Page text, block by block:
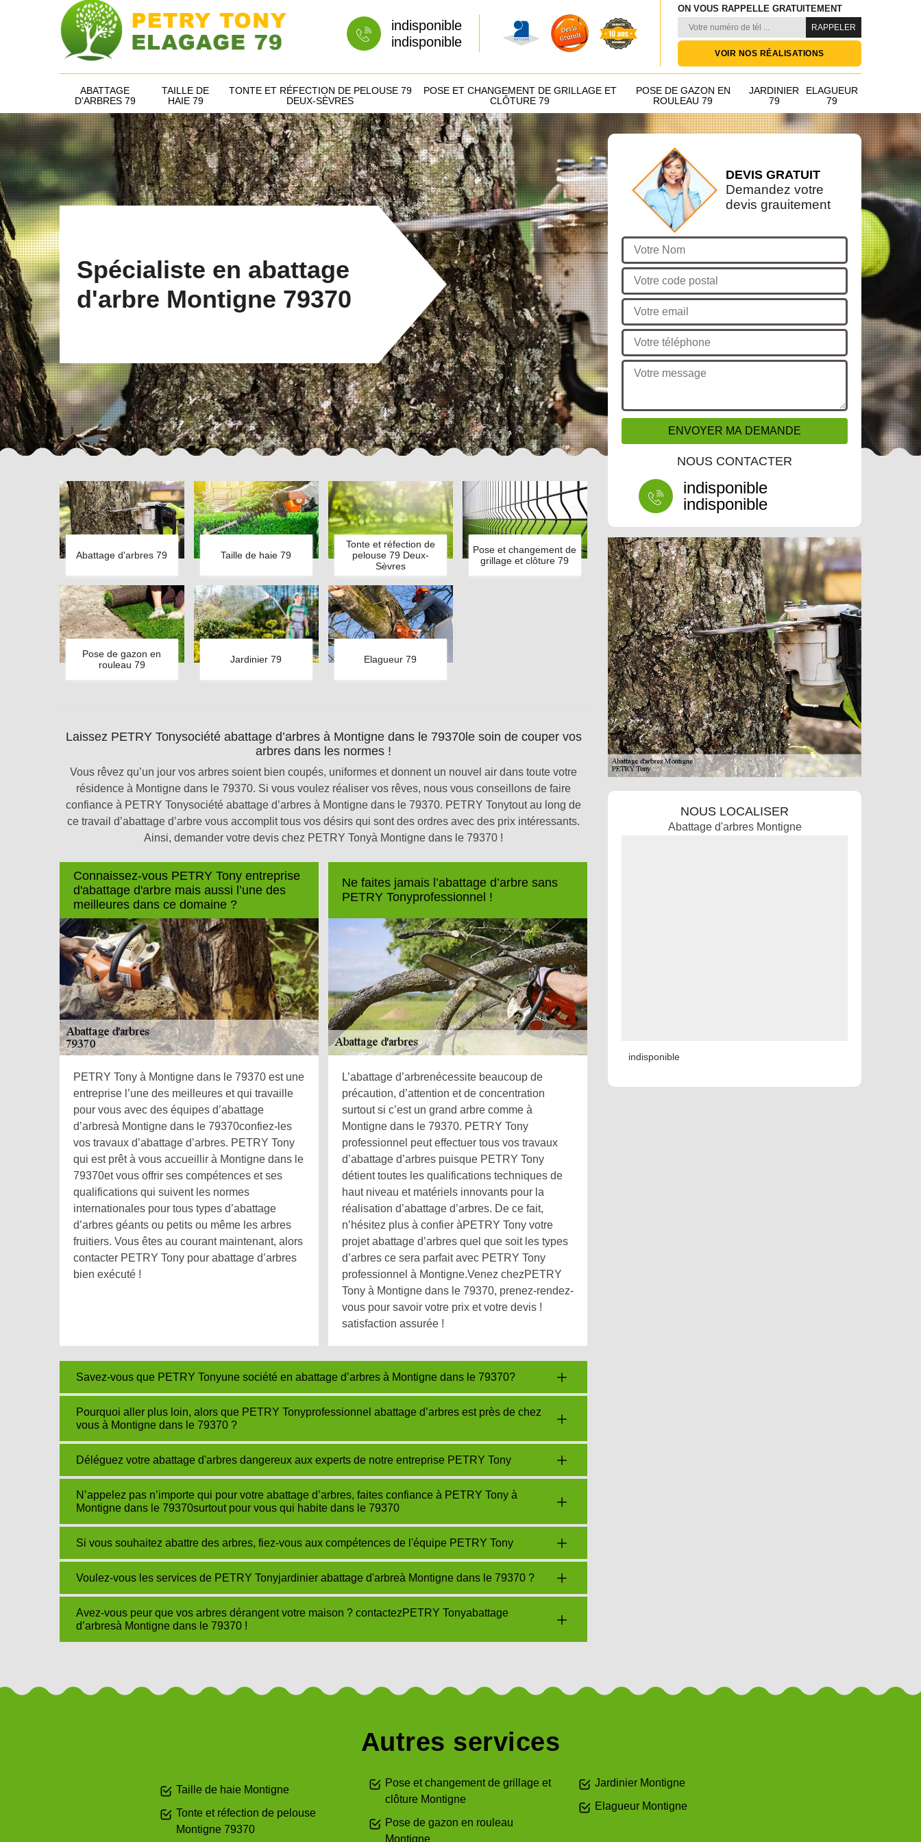
indisponible
indisponible
ON VOUS RAPPELLE GRATUITEMENT
VOIR NOS RÉALISATIONS
ABATTAGE
D'ARBRES 79
TAILLE DE
HAIE 79
TONTE ET RÉFECTION DE PELOUSE 79
DEUX-SÈVRES
POSE ET CHANGEMENT DE GRILLAGE ET
CLÔTURE 79
POSE DE GAZON EN
ROULEAU 79
JARDINIER
79
ELAGUEUR
79
Spécialiste en abattage
d'arbre Montigne 79370
Abattage d'arbres 79 Taille de haie 79
Tonte et réfection de
pelouse 79 Deux-
Sèvres
Pose et changement de
grillage et clôture 79
Pose de gazon en
rouleau 79
Jardinier 79 Elagueur 79
Laissez PETRY Tonysociété abattage d’arbres à Montigne dans le 79370le soin de couper vos
arbres dans les normes !
Vous rêvez qu’un jour vos arbres soient bien coupés, uniformes et donnent un nouvel air dans toute votre
résidence à Montigne dans le 79370. Si vous voulez réaliser vos rêves, nous vous conseillons de faire
confiance à PETRY Tonysociété abattage d’arbres à Montigne dans le 79370. PETRY Tonytout au long de
ce travail d’abattage d’arbre vous accomplit tous vos désirs qui sont des ordres avec des prix intéressants.
Ainsi, demander votre devis chez PETRY Tonyà Montigne dans le 79370 !
Connaissez-vous PETRY Tony entreprise
d'abattage d'arbre mais aussi l’une des
meilleures dans ce domaine ?
PETRY Tony à Montigne dans le 79370 est une
entreprise l’une des meilleures et qui travaille
pour vous avec des équipes d’abattage
d’arbresà Montigne dans le 79370confiez-les
vos travaux d’abattage d’arbres. PETRY Tony
qui est prêt à vous accueillir à Montigne dans le
79370et vous offrir ses compétences et ses
qualifications qui suivent les normes
internationales pour tous types d’abattage
d’arbres géants ou petits ou même les arbres
fruitiers. Vous êtes au courant maintenant, alors
contacter PETRY Tony pour abattage d’arbres
bien exécuté !
Ne faites jamais l’abattage d’arbre sans
PETRY Tonyprofessionnel !
L’abattage d’arbrenécessite beaucoup de
précaution, d’attention et de concentration
surtout si c’est un grand arbre comme à
Montigne dans le 79370. PETRY Tony
professionnel peut effectuer tous vos travaux
d’abattage d’arbres puisque PETRY Tony
détient toutes les qualifications techniques de
haut niveau et matériels innovants pour la
réalisation d’abattage d’arbres. De ce fait,
n’hésitez plus à confier àPETRY Tony votre
projet abattage d’arbres quel que soit les types
d’arbres ce sera parfait avec PETRY Tony
professionnel à Montigne.Venez chezPETRY
Tony à Montigne dans le 79370, prenez-rendez-
vous pour savoir votre prix et votre devis !
satisfaction assurée !
Savez-vous que PETRY Tonyune société en abattage d’arbres à Montigne dans le 79370?
Pourquoi aller plus loin, alors que PETRY Tonyprofessionnel abattage d’arbres est près de chez
vous à Montigne dans le 79370 ?
Déléguez votre abattage d'arbres dangereux aux experts de notre entreprise PETRY Tony
N’appelez pas n’importe qui pour votre abattage d’arbres, faites confiance à PETRY Tony à
Montigne dans le 79370surtout pour vous qui habite dans le 79370
Si vous souhaitez abattre des arbres, fiez-vous aux compétences de l'équipe PETRY Tony
Voulez-vous les services de PETRY Tonyjardinier abattage d'arbreà Montigne dans le 79370 ?
Avez-vous peur que vos arbres dérangent votre maison ? contactezPETRY Tonyabattage
d’arbresà Montigne dans le 79370 !
DEVIS GRATUIT
Demandez votre
devis grauitement
NOUS CONTACTER
indisponible
indisponible
NOUS LOCALISER
Abattage d'arbres Montigne
indisponible
Autres services
Taille de haie Montigne
Tonte et réfection de pelouse
Montigne 79370
Pose et changement de grillage et
clôture Montigne
Pose de gazon en rouleau
Montigne
Jardinier Montigne
Elagueur Montigne